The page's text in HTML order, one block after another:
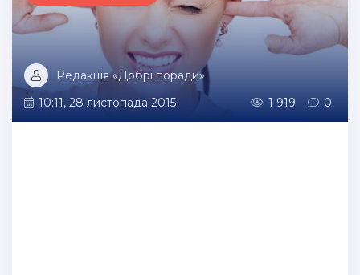
Редакція «Добрі поради»
10:11, 28 листопада 2015
1 919 0